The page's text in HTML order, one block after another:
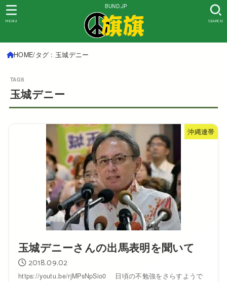
BUND.JP
SEARCH
MENU
HOME タグ : 玉城デニー
玉城デニー
沖縄連帯
玉城デニーさんの出馬表明を聞いて
2018.09.02
https://youtu.be/rjMPsNpSio0 日頃の不勉強をさらすようで